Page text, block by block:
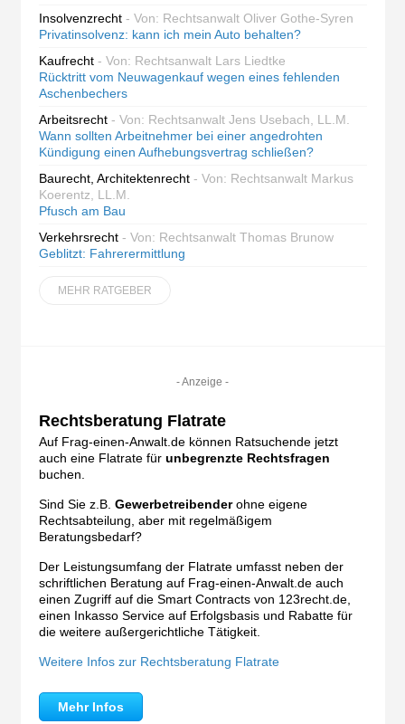
Insolvenzrecht - Von: Rechtsanwalt Oliver Gothe-Syren
Privatinsolvenz: kann ich mein Auto behalten?
Kaufrecht - Von: Rechtsanwalt Lars Liedtke
Rücktritt vom Neuwagenkauf wegen eines fehlenden
Aschenbechers
Arbeitsrecht - Von: Rechtsanwalt Jens Usebach, LL.M.
Wann sollten Arbeitnehmer bei einer angedrohten
Kündigung einen Aufhebungsvertrag schließen?
Baurecht, Architektenrecht - Von: Rechtsanwalt Markus
Koerentz, LL.M.
Pfusch am Bau
Verkehrsrecht - Von: Rechtsanwalt Thomas Brunow
Geblitzt: Fahrerermittlung
MEHR RATGEBER
- Anzeige -
Rechtsberatung Flatrate
Auf Frag-einen-Anwalt.de können Ratsuchende jetzt
auch eine Flatrate für unbegrenzte Rechtsfragen
buchen.
Sind Sie z.B. Gewerbetreibenderohne eigene
Rechtsabteilung, aber mit regelmäßigem
Beratungsbedarf?
Der Leistungsumfang der Flatrate umfasst neben der
schriftlichen Beratung auf Frag-einen-Anwalt.de auch
einen Zugriff auf die Smart Contracts von 123recht.de,
einen Inkasso Service auf Erfolgsbasis und Rabatte für
die weitere außergerichtliche Tätigkeit.
Weitere Infos zur Rechtsberatung Flatrate
Mehr Infos